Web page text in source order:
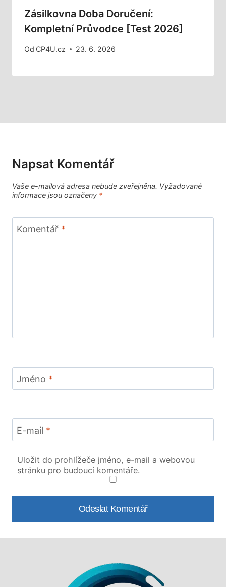
Zásilkovna Doba Doručení:
Kompletní Průvodce [Test 2026]
Od CP4U.cz 23. 6. 2026
Napsat Komentář
Vaše e-mailová adresa nebude zveřejněna. Vyžadované
informace jsou označeny *
Komentář *
Jméno *
E-mail *
Uložit do prohlížeče jméno, e-mail a webovou
stránku pro budoucí komentáře.